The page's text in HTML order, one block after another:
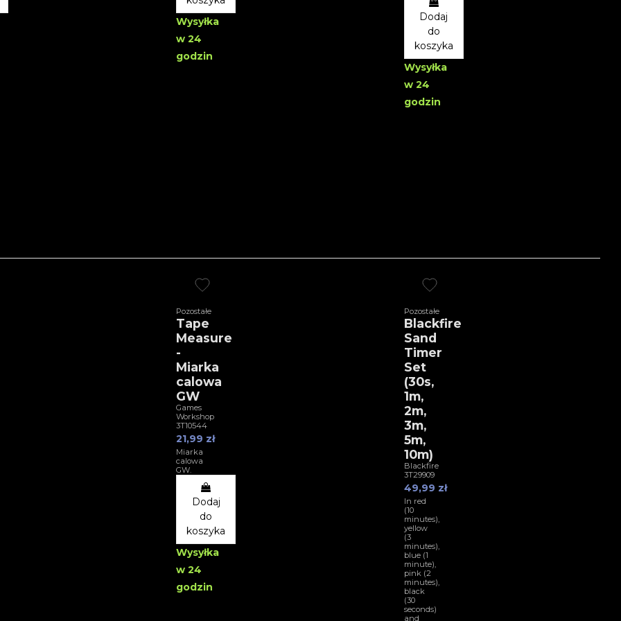
Wysyłka
w 24
godzin
Dodaj
do
koszyka
Wysyłka
w 24
godzin
Pozostałe
Tape
Measure
-
Miarka
calowa
GW
Games
Workshop
3T10544
21,99 zł
Miarka
calowa
GW.
Dodaj
do
koszyka
Wysyłka
w 24
godzin
Pozostałe
Blackfire
Sand
Timer
Set
(30s,
1m,
2m,
3m,
5m,
10m)
Blackfire
3T29909
49,99 zł
In red
(10
minutes),
yellow
(3
minutes),
blue (1
minute),
pink (2
minutes),
black
(30
seconds)
and